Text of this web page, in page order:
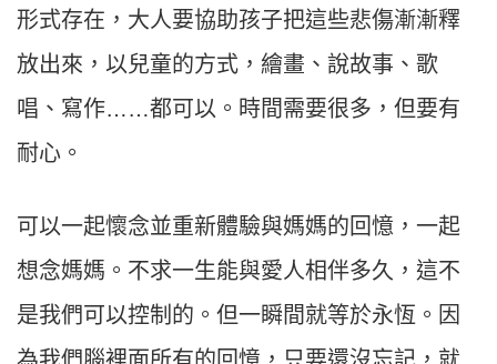
形式存在，大人要協助孩子把這些悲傷漸漸釋
放出來，以兒童的方式，繪畫、說故事、歌
唱、寫作……都可以。時間需要很多，但要有
耐心。
可以一起懷念並重新體驗與媽媽的回憶，一起
想念媽媽。不求一生能與愛人相伴多久，這不
是我們可以控制的。但一瞬間就等於永恆。因